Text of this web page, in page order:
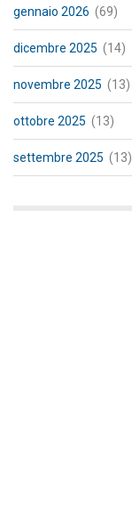
gennaio 2026 (69)
dicembre 2025 (14)
novembre 2025 (13)
ottobre 2025 (13)
settembre 2025 (13)